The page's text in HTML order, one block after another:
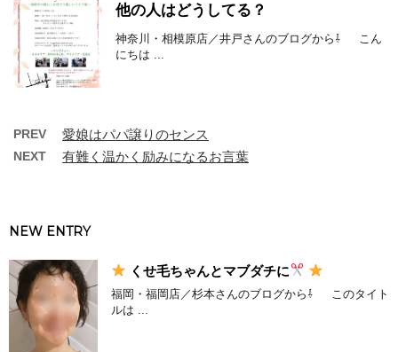
他の人はどうしてる？
神奈川・相模原店／井戸さんのブログから⇩ こん
にちは ...
PREV 愛娘はパパ譲りのセンス
NEXT 有難く温かく励みになるお言葉
NEW ENTRY
くせ毛ちゃんとマブダチに
福岡・福岡店／杉本さんのブログから⇩ このタイト
ルは ...